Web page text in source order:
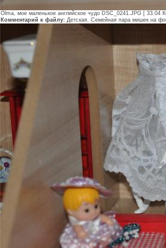
Olma, мое маленькое английское чудо DSC_0241.JPG [ 33.04
Комментарий к файлу: Детская. Семейная пара мишек на